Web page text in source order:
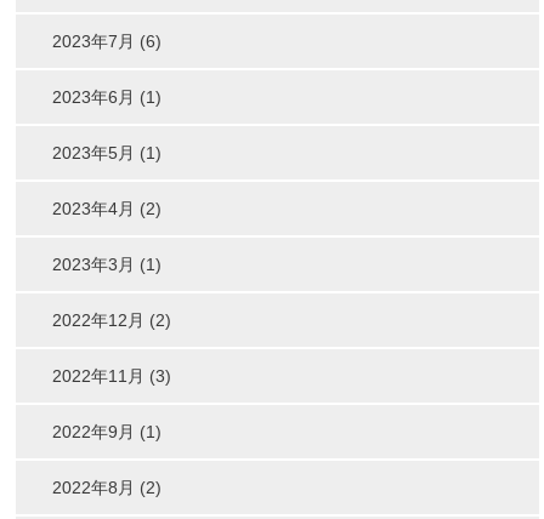
2023年7月 (6)
2023年6月 (1)
2023年5月 (1)
2023年4月 (2)
2023年3月 (1)
2022年12月 (2)
2022年11月 (3)
2022年9月 (1)
2022年8月 (2)